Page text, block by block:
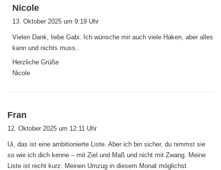
Nicole
t
13. Oktober 2025 um 9:19 Uhr
Vielen Dank, liebe Gabi. Ich wünsche mir auch viele Haken, aber alles
kann und nichts muss..
Herzliche Grüße
Nicole
Fran
t
:
12. Oktober 2025 um 12:11 Uhr
Ui, das ist eine ambitionierte Liste. Aber ich bin sicher, du nimmst sie
so wie ich dich kenne – mit Ziel und Maß und nicht mit Zwang. Meine
Liste ist recht kurz: Meinen Umzug in diesem Monat möglichst